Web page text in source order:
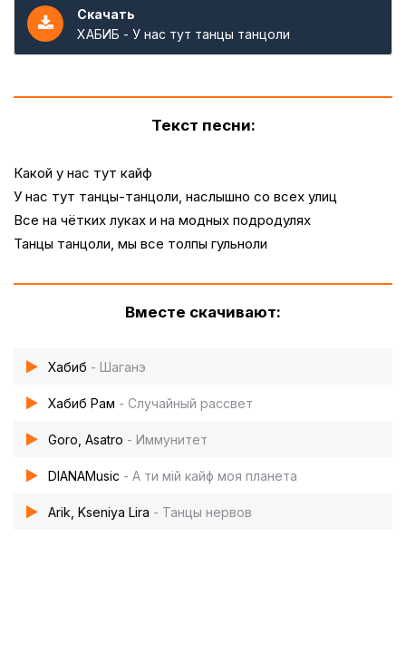
Скачать
ХАБИБ - У нас тут танцы танцоли
Текст песни:
Какой у нас тут кайф
У нас тут танцы-танцоли, наслышно со всех улиц
Все на чётких луках и на модных подродулях
Танцы танцоли, мы все толпы гульноли
Вместе скачивают:
Хабиб - Шаганэ
Хабиб Рам - Случайный рассвет
Goro, Asatro - Иммунитет
DIANAMusic - А ти мій кайф моя планета
Arik, Kseniya Lira - Танцы нервов